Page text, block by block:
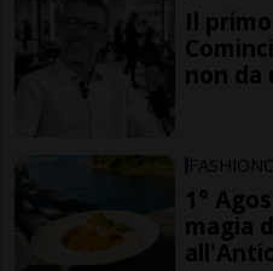
Il
non da
1°
magia